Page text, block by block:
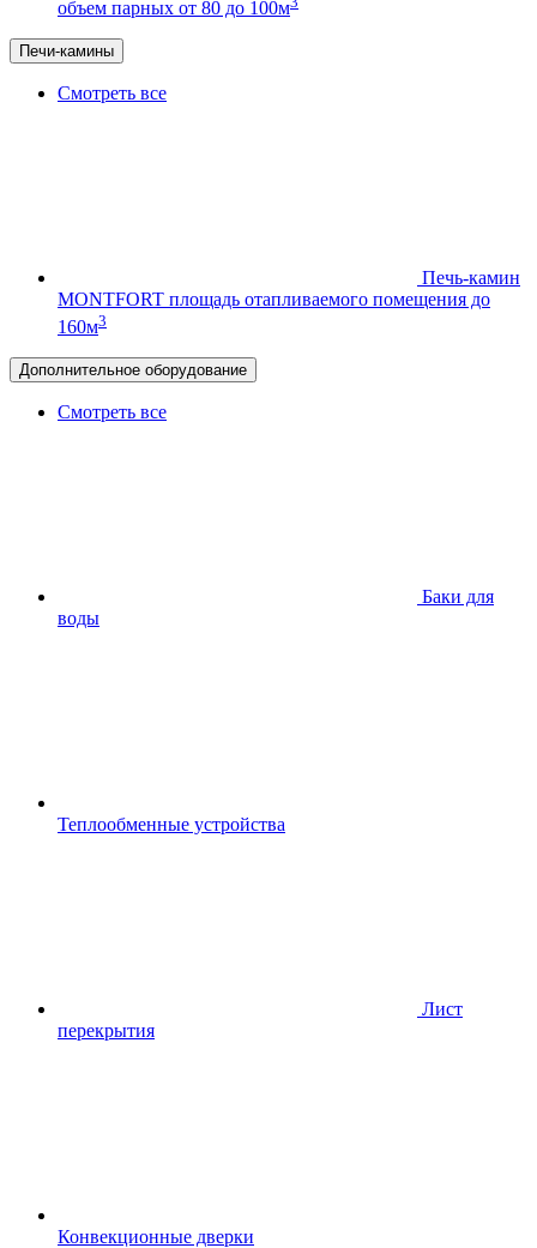
объем парных от 80 до 100м
Печи-камины
Смотреть все
Печь-камин
MONTFORT площадь отапливаемого помещения до
160м3
Дополнительное оборудование
Смотреть все
Баки для
воды
Теплообменные устройства
Лист
перекрытия
Конвекционные дверки